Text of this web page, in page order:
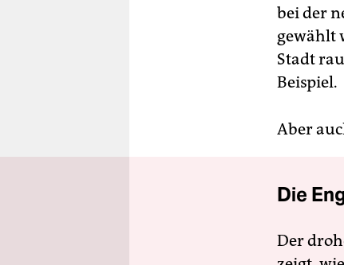
bei der
gewählt
Stadt
Beispiel.
Aber
Die
Der